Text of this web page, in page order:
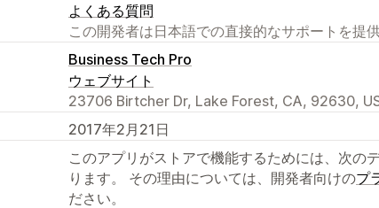
よくある質問
この開発者は日本語での直接的なサポートを提
Business Tech Pro
ウェブサイト
23706 Birtcher Dr, Lake Forest, CA, 92630,
2017年2月21日
このアプリがストアで機能するためには、次の
ります。 その理由については、開発者向けのプ
ださい。